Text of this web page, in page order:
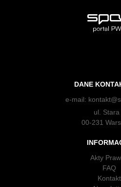
DANE
e-mail:
ul. Stara
00-231
Akty
FAQ
Kontakt